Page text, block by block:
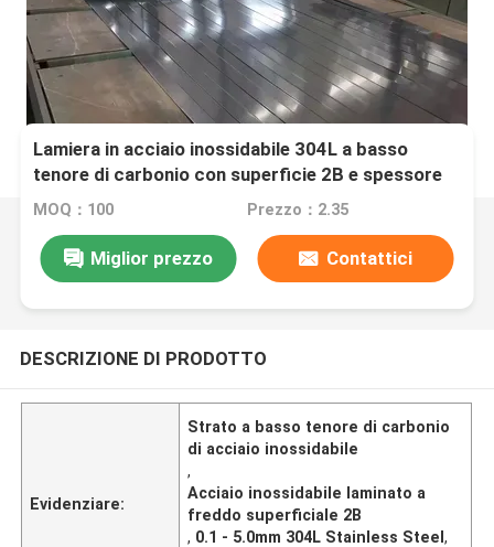
Lamiera in acciaio inossidabile 304L a basso
tenore di carbonio con superficie 2B e spessore
da 0,1 a 5,0 mm laminata a freddo
MOQ：100 Prezzo：2.35
Miglior prezzo Contattici
DESCRIZIONE DI PRODOTTO
Evidenziare:
Strato a basso tenore di carbonio
di acciaio inossidabile
,
Acciaio inossidabile laminato a
freddo superficiale 2B
, 0.1 - 5.0mm 304L Stainless Steel,